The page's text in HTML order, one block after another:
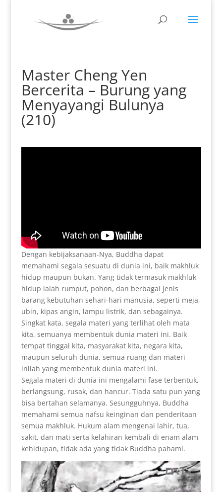
Master Cheng Yen
Bercerita – Burung yang
Menyayangi Bulunya
(210)
Dengan kebijaksanaan-Nya, Buddha dapat
memahami segala sesuatu di dunia ini, baik makhluk
hidup maupun bukan. Yang tidak termasuk makhluk
hidup ialah rumput, pohon, dan berbagai jenis
barang kebutuhan sehari-hari manusia, seperti meja,
ubin, kipas angin, lampu listrik, dan sebagainya.
Singkat kata, segala materi yang terlihat oleh mata
kita, semuanya membentuk dunia materi ini. Baik
tempat tinggal kita, masyarakat kita, negara kita,
maupun seluruh dunia, semua ruang dan materi
inilah yang membentuk dunia materi ini.
Segala materi di dunia ini mengalami fase terbentuk,
berlangsung, rusak, dan hancur. Tiada satu pun yang
bisa bertahan selamanya. Sesungguhnya, Buddha
memahami semua nafsu keinginan dan penderitaan
semua makhluk. Hukum alam mengenai lahir, tua,
sakit, dan mati serta kelahiran kembali di enam alam
kehidupan, tidak ada yang tidak Buddha pahami.